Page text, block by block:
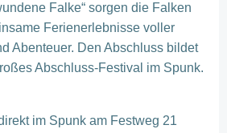
Falke“ sorgen die Falken
Ferienerlebnisse voller
Abenteuer. Den Abschluss bildet
Abschluss-Festival im Spunk.
im Spunk am Festweg 21